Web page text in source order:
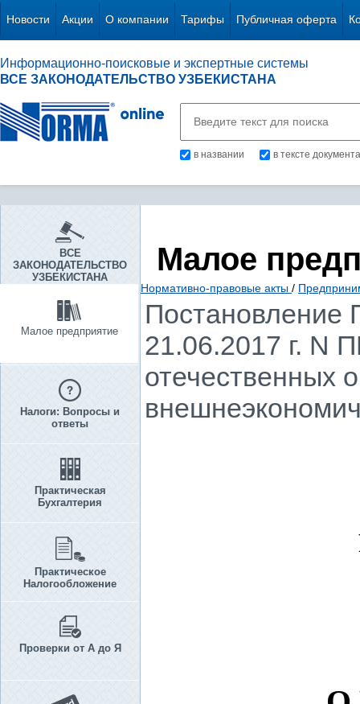
Новости Акции О компании Тарифы Публичная оферта
Информационно-поисковые и экспертные системы
ВСЕ ЗАКОНОДАТЕЛЬСТВО УЗБЕКИСТАНА
в названии в тексте документа
ВСЕ
ЗАКОНОДАТЕЛЬСТВО
УЗБЕКИСТАНА
Малое предприятие
Налоги: Вопросы и
ответы
Практическая
Бухгалтерия
Практическое
Налогообложение
Проверки от А до Я
Малое
Нормативно-правовые акты /
Постановление
21.06.2017 г. N
отечественных